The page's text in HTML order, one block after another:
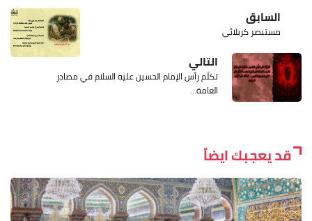
السابق
مستبصر كربلائي
التالي
تكلّم رأس الإمام الحسين عليه السلام في مصادر
العامة...
قد يعجبك ايضاً